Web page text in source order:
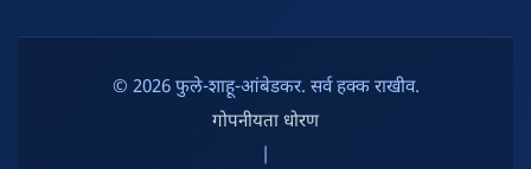
© 2026 फुले-शाहू-आंबेडकर. सर्व हक्क राखीव.
गोपनीयता धोरण